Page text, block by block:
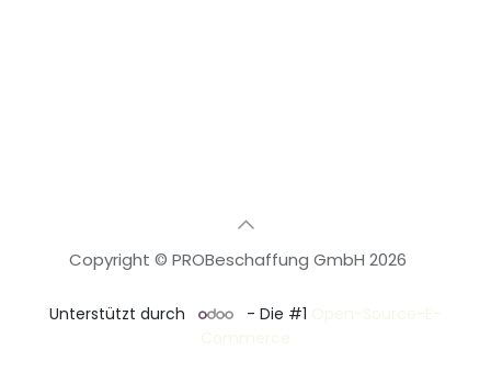
Copyright © PROBeschaffung GmbH 2026
Unterstützt durch - Die #1 Open-Source-E-
Commerce